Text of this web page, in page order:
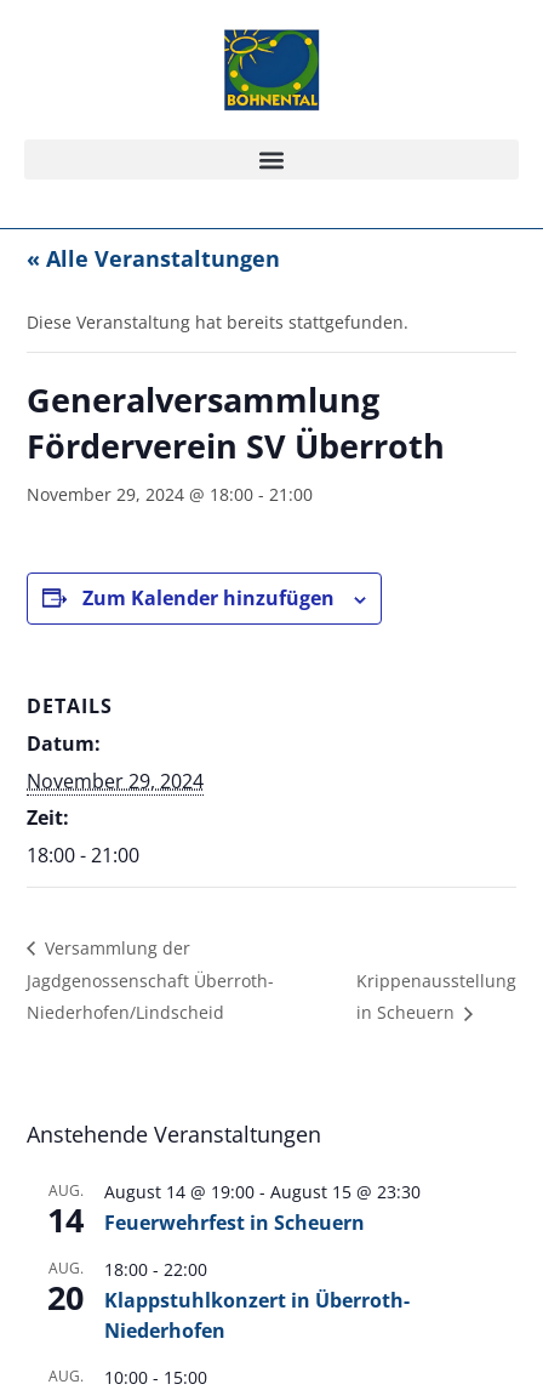
« Alle Veranstaltungen
Diese Veranstaltung hat bereits stattgefunden.
Generalversammlung
Förderverein SV Überroth
November 29, 2024 @ 18:00 -21:00
Zum Kalender hinzufügen
DETAILS
Datum:
November 29, 2024
Zeit:
18:00 - 21:00
Versammlung der
Jagdgenossenschaft Überroth-
Niederhofen/Lindscheid
Krippenausstellung
in Scheuern
Anstehende Veranstaltungen
AUG.
14
August 14 @ 19:00 -August 15 @ 23:30
Feuerwehrfest in Scheuern
AUG.
20
18:00 -22:00
Klappstuhlkonzert in Überroth-
Niederhofen
AUG. 10:00 - 15:00